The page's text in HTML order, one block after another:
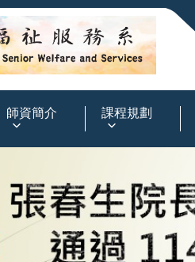
師資簡介 課程規劃